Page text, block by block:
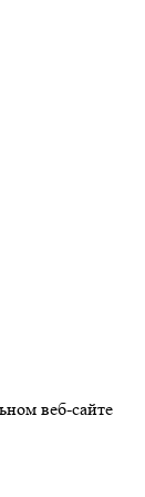
веб-сайте